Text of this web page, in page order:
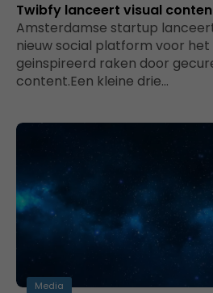
Twibfy lanceert visual
Amsterdamse startup
nieuw social platform voor het
geinspireerd raken door
content.Een kleine drie…
Media